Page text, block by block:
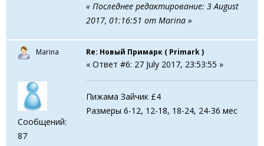
« Последнее редактирование: 3 August
2017, 01:16:51 от Marina »
Marina
Сообщений:
87
Re: Новый Примарк ( Primark )
« Ответ #6: 27 July 2017, 23:53:55 »
Пижама Зайчик £4
Размеры 6-12, 12-18, 18-24, 24-36 мес